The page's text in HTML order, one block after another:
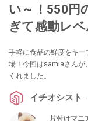
い～！550円
ぎて感動レ
手軽に食品の鮮度をキ
場！今回はsamiaさんが
くれました。
イチオシスト
片付けマ